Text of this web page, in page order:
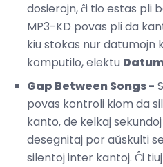
dosierojn, ĉi tio estas pli
MP3-KD povas pli da
kiu stokas nur datumojn
komputilo, elektu
Gap Between Songs -
povas kontroli kiom da
kanto, de kelkaj
desegnitaj por aŭskulti
silentoj inter kantoj. Ĉi